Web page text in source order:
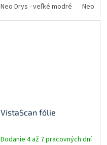
pracovné pole na približne 15-
25 minút. Účinne nahradzujú...
Neo Drys - veľké modré Neo
VistaScan fólie
Dodanie 4 až 7 pracovných dní